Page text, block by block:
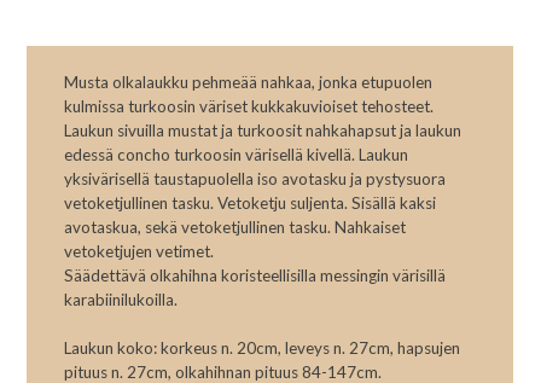
Musta olkalaukku pehmeää nahkaa, jonka etupuolen
kulmissa turkoosin väriset kukkakuvioiset tehosteet.
Laukun sivuilla mustat ja turkoosit nahkahapsut ja laukun
edessä concho turkoosin värisellä kivellä. Laukun
yksivärisellä taustapuolella iso avotasku ja pystysuora
vetoketjullinen tasku. Vetoketju suljenta. Sisällä kaksi
avotaskua, sekä vetoketjullinen tasku. Nahkaiset
vetoketjujen vetimet.
Säädettävä olkahihna koristeellisilla messingin värisillä
karabiinilukoilla.
Laukun koko: korkeus n. 20cm, leveys n. 27cm, hapsujen
pituus n. 27cm, olkahihnan pituus 84-147cm.